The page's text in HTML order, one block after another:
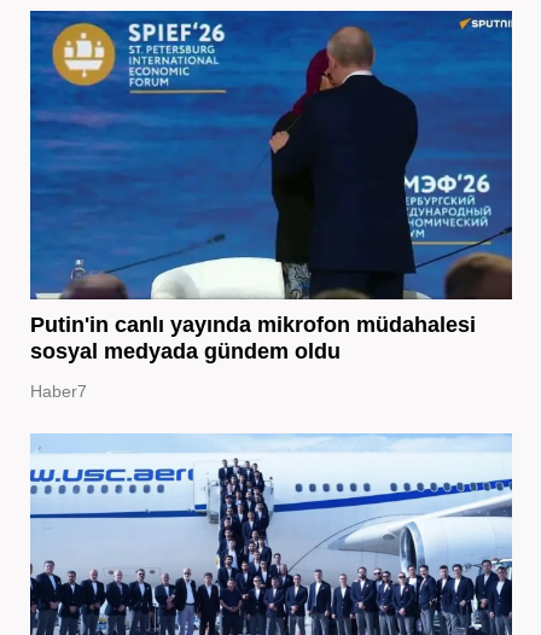
Putin'in canlı yayında mikrofon müdahalesi
sosyal medyada gündem oldu
Haber7